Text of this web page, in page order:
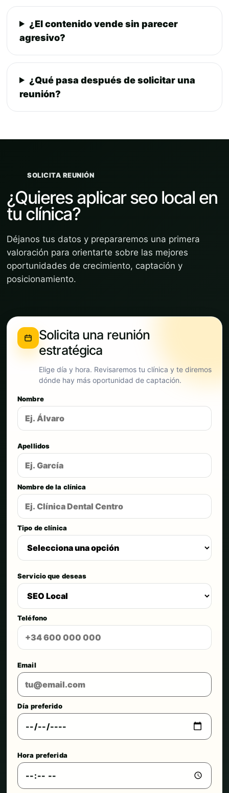
¿El contenido vende sin parecer
agresivo?
¿Qué pasa después de solicitar una
reunión?
SOLICITA REUNIÓN
¿Quieres aplicar seo local en
tu clínica?
Déjanos tus datos y prepararemos una primera
valoración para orientarte sobre las mejores
oportunidades de crecimiento, captación y
posicionamiento.
Solicita una reunión
estratégica
Elige día y hora. Revisaremos tu clínica y te diremos
dónde hay más oportunidad de captación.
Nombre
Apellidos
Nombre de la clínica
Tipo de clínica
Servicio que deseas
Teléfono
Email
Día preferido
Hora preferida